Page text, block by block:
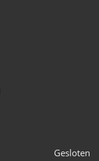
Gesloten